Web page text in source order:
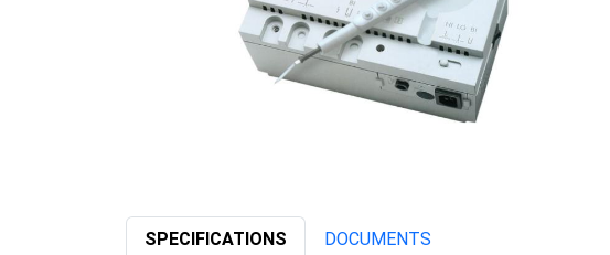
SPECIFICATIONS DOCUMENTS